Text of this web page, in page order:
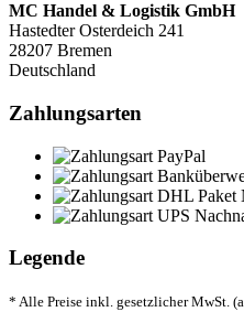
MC Handel & Logistik GmbH
Hastedter Osterdeich 241
28207 Bremen
Deutschland
Zahlungsarten
Legende
* Alle Preise inkl. gesetzlicher MwSt.